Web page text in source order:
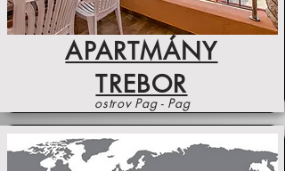
APARTMÁNY
TREBOR
ostrov Pag - Pag